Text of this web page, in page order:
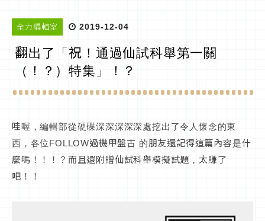
全力編輯室 2019-12-04
翻出了「祝！通過仙試科舉第一關
（！？）特集」！？
哇喔，編輯部從硬碟深深深深深處挖出了令人懷念的東
西，各位FOLLOW過機甲盤古 的朋友還記得這篇內容是什
麼嗎！！！？而且還附贈仙試科舉模擬試題，太賺了
吧！！